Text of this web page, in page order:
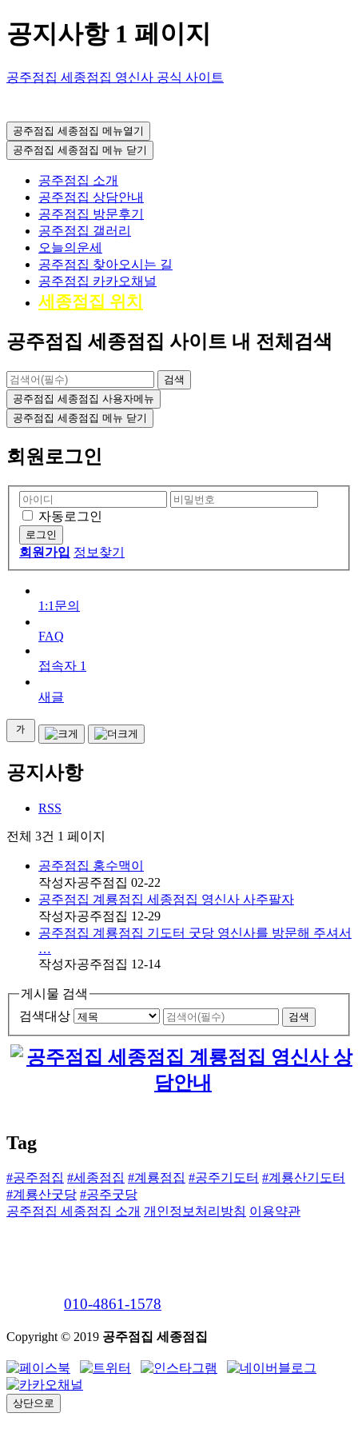
공지사항 1 페이지
공주점집 세종점집 영신사 공식 사이트
공주점집 세종점집 메뉴열기
공주점집 세종점집 메뉴 닫기
공주점집 소개
공주점집 상담안내
공주점집 방문후기
공주점집 갤러리
오늘의운세
공주점집 찾아오시는 길
공주점집 카카오채널
세종점집 위치
공주점집 세종점집 사이트 내 전체검색
검색
공주점집 세종점집 사용자메뉴
공주점집 세종점집 메뉴 닫기
회원로그인
자동로그인
회원가입 정보찾기
1:1문의
FAQ
접속자 1
새글
공지사항
RSS
전체 3건 1 페이지
공주점집 홍수맥이
작성자공주점집 02-22
공주점집 계룡점집 세종점집 영신사 사주팔자
작성자공주점집 12-29
공주점집 계룡점집 기도터 굿당 영신사를 방문해 주셔서
…
작성자공주점집 12-14
게시물 검색
검색대상
검색
Tag
#공주점집 #세종점집 #계룡점집 #공주기도터 #계룡산기도터
#계룡산굿당 #공주굿당
공주점집 세종점집 소개 개인정보처리방침 이용약관
010-4861-1578
Copyright © 2019 공주점집 세종점집
상단으로